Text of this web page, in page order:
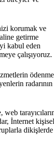
korumak ve
getirme
kabul eden
çalışıyoruz.
radarının
İnternet kişisel
dikişlerde